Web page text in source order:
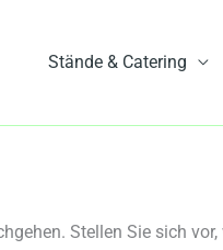
Stände & Catering
Stellen Sie sich